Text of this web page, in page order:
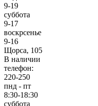
9-19
суббота
9-17
воскрсенье
9-16
Щорса, 105
В наличии
телефон:
220-250
пнд - пт
8:30-18:30
суббота